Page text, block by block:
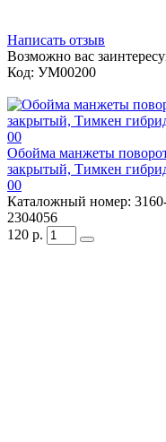
Написать отзыв
Возможно вас
Код: УМ00200
Обойма манжеты
закрытый, Тимкен
00
Каталожный номер:
2304056
120 р.